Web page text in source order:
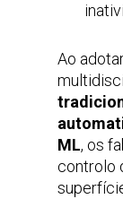
Ao
ML, os
controlo